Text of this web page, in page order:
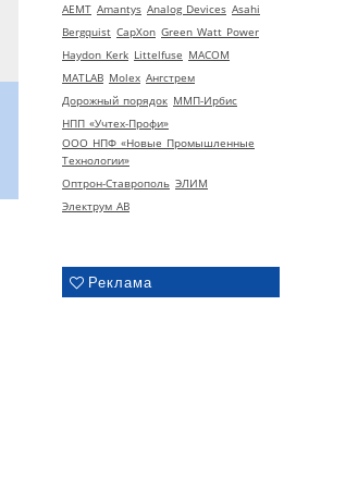
AEMT Amantys Analog Devices Asahi
Bergquist CapXon Green Watt Power
Haydon Kerk Littelfuse MACOM
MATLAB Molex Ангстрем
Дорожный порядок ММП-Ирбис
НПП «Учтех-Профи»
ООО НПФ «Новые Промышленные
Технологии»
Оптрон-Ставрополь ЭЛИМ
Электрум АВ
Реклама